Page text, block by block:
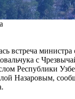
встреча министра
с
Республики
Назаровым,